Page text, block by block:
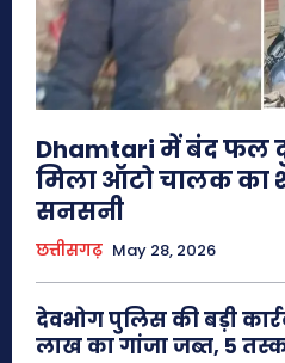
Dhamtari में बंद फल
मिला ऑटो चालक का
सनसनी
छत्तीसगढ़ May 28, 2026
देवभोग पुलिस की बड़ी
लाख का गांजा जब्त, 5